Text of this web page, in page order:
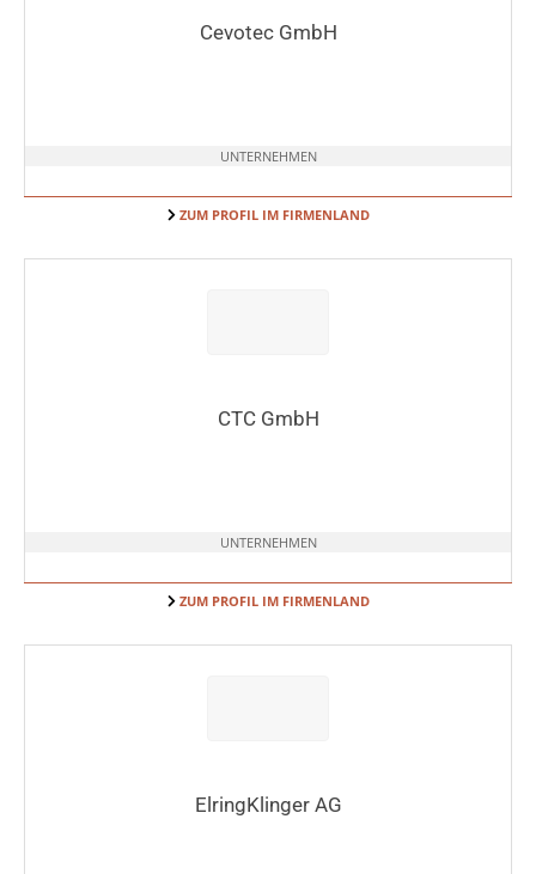
Cevotec GmbH
UNTERNEHMEN
ZUM PROFIL IM FIRMENLAND
CTC GmbH
UNTERNEHMEN
ZUM PROFIL IM FIRMENLAND
ElringKlinger AG